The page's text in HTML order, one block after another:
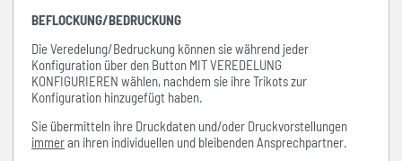
BEFLOCKUNG/BEDRUCKUNG
Die Veredelung/Bedruckung können sie während jeder
Konfiguration über den Button MIT VEREDELUNG
KONFIGURIEREN wählen, nachdem sie ihre Trikots zur
Konfiguration hinzugefügt haben.
Sie übermitteln ihre Druckdaten und/oder Druckvorstellungen
immeran ihren individuellen und bleibenden Ansprechpartner.